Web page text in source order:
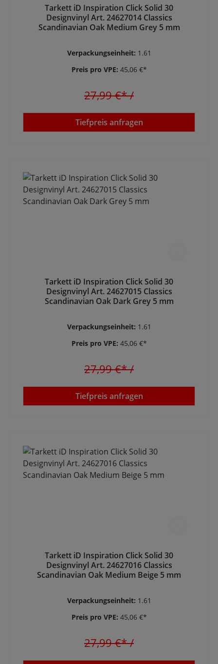
Tarkett iD Inspiration Click Solid 30
Designvinyl Art. 24627014 Classics
Scandinavian Oak Medium Grey 5 mm
Verpackungseinheit: 1.61
Preis pro VPE: 45,06 €*
27,99 €*/
Tiefpreis anfragen
Tarkett iD Inspiration Click Solid 30
Designvinyl Art. 24627015 Classics
Scandinavian Oak Dark Grey 5 mm
Verpackungseinheit: 1.61
Preis pro VPE: 45,06 €*
27,99 €*/
Tiefpreis anfragen
Tarkett iD Inspiration Click Solid 30
Designvinyl Art. 24627016 Classics
Scandinavian Oak Medium Beige 5 mm
Verpackungseinheit: 1.61
Preis pro VPE: 45,06 €*
27,99 €*/